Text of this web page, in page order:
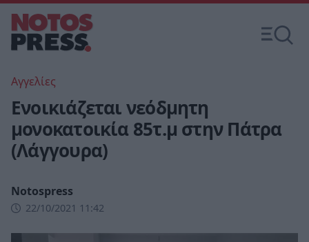
Αγγελίες
Ενοικιάζεται νεόδμητη
μονοκατοικία 85τ.μ στην Πάτρα
(Λάγγουρα)
Notospress
22/10/2021 11:42